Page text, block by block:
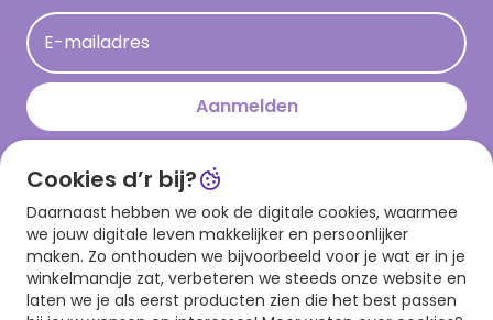
Acties
Persberichten
Hallmark en Kinderpostzegels
E-mailadres
Aanmelden
Download onze app
Cookies d’r bij?
Daarnaast hebben we ook de digitale cookies, waarmee
we jouw digitale leven makkelijker en persoonlijker
maken. Zo onthouden we bijvoorbeeld voor je wat er in je
winkelmandje zat, verbeteren we steeds onze website en
laten we je als eerst producten zien die het best passen